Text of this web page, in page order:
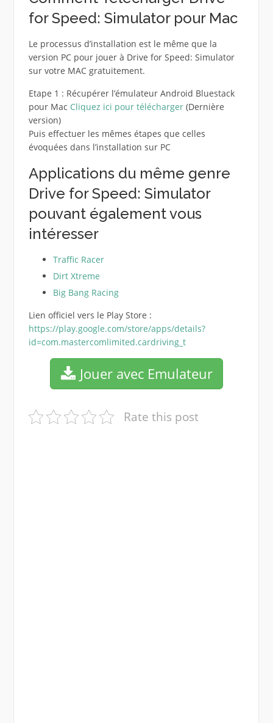
for Speed: Simulator pour Mac
Le processus d’installation est le même que la
version PC pour jouer à Drive for Speed: Simulator
sur votre MAC gratuitement.
Etape 1 : Récupérer l’émulateur Android Bluestack
pour Mac Cliquez ici pour télécharger(Dernière
version)
Puis effectuer les mêmes étapes que celles
évoquées dans l’installation sur PC
Applications du même genre
Drive for Speed: Simulator
pouvant également vous
intéresser
Traffic Racer
Dirt Xtreme
Big Bang Racing
Lien officiel vers le Play Store :
https://play.google.com/store/apps/details?
id=com.mastercomlimited.cardriving_t
Jouer avec Emulateur
Rate this post